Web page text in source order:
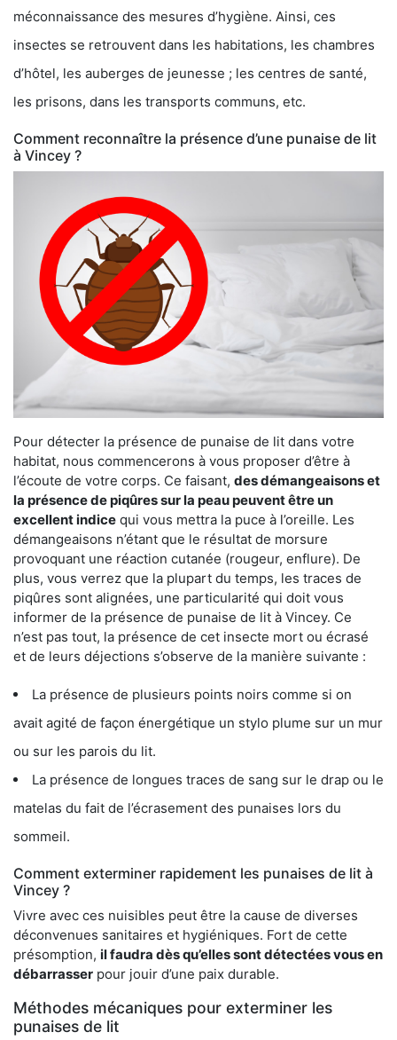
méconnaissance des mesures d’hygiène. Ainsi, ces
insectes se retrouvent dans les habitations, les chambres
d’hôtel, les auberges de jeunesse ; les centres de santé,
les prisons, dans les transports communs, etc.
Comment reconnaître la présence d’une punaise de lit
à Vincey ?
Pour détecter la présence de punaise de lit dans votre
habitat, nous commencerons à vous proposer d’être à
l’écoute de votre corps. Ce faisant, des démangeaisons et
la présence de piqûres sur la peau peuvent être un
excellent indice qui vous mettra la puce à l’oreille. Les
démangeaisons n’étant que le résultat de morsure
provoquant une réaction cutanée (rougeur, enflure). De
plus, vous verrez que la plupart du temps, les traces de
piqûres sont alignées, une particularité qui doit vous
informer de la présence de punaise de lit à Vincey. Ce
n’est pas tout, la présence de cet insecte mort ou écrasé
et de leurs déjections s’observe de la manière suivante :
La présence de plusieurs points noirs comme si on
avait agité de façon énergétique un stylo plume sur un mur
ou sur les parois du lit.
La présence de longues traces de sang sur le drap ou le
matelas du fait de l’écrasement des punaises lors du
sommeil.
Comment exterminer rapidement les punaises de lit à
Vincey ?
Vivre avec ces nuisibles peut être la cause de diverses
déconvenues sanitaires et hygiéniques. Fort de cette
présomption, il faudra dès qu’elles sont détectées vous en
débarrasser pour jouir d’une paix durable.
Méthodes mécaniques pour exterminer les
punaises de lit